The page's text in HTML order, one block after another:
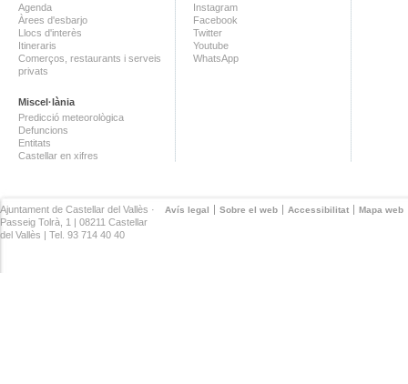
Agenda
Àrees d'esbarjo
Llocs d'interès
Itineraris
Comerços, restaurants i serveis
privats
Miscel·lània
Predicció meteorològica
Defuncions
Entitats
Castellar en xifres
Instagram
Facebook
Twitter
Youtube
WhatsApp
Avís legal Sobre el web Accessibilitat Mapa web
Ajuntament de Castellar del Vallès ·
Passeig Tolrà, 1 | 08211 Castellar
del Vallès | Tel. 93 714 40 40